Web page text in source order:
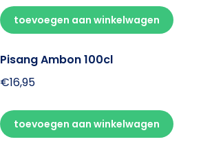
toevoegen aan winkelwagen
Pisang Ambon 100cl
€16,95
toevoegen aan winkelwagen